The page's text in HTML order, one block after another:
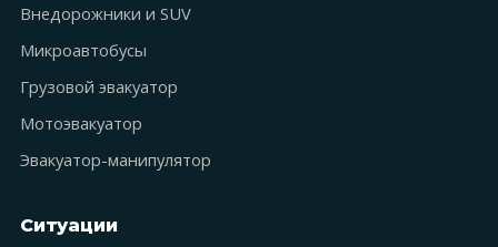
Внедорожники и SUV
Микроавтобусы
Грузовой эвакуатор
Мотоэвакуатор
Эвакуатор-манипулятор
Ситуации